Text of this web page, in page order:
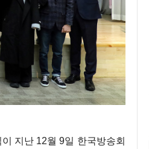
지난 12월 9일 한국방송회